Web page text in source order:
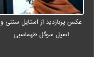
عکس پربازدید از استایل سنتی و
اصیل سوگل طهماسبی